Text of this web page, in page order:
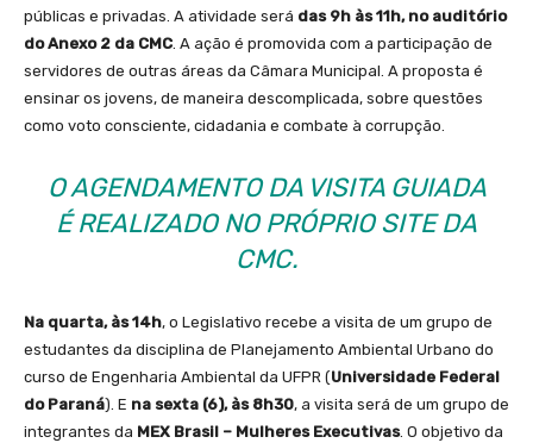
públicas e privadas. A atividade será das 9h às 11h, no auditório
do Anexo 2 da CMC. A ação é promovida com a participação de
servidores de outras áreas da Câmara Municipal. A proposta é
ensinar os jovens, de maneira descomplicada, sobre questões
como voto consciente, cidadania e combate à corrupção.
O AGENDAMENTO DA VISITA GUIADA
É REALIZADONO PRÓPRIO SITE DA
CMC.
Na quarta, às 14h, o Legislativo recebe a visita de um grupo de
estudantes da disciplina de Planejamento Ambiental Urbano do
curso de Engenharia Ambiental da UFPR (Universidade Federal
do Paraná). E na sexta (6), às 8h30, a visita será de um grupo de
integrantes da MEX Brasil – Mulheres Executivas. O objetivo da